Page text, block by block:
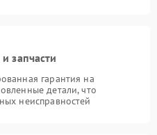
запчасти
гарантия на
детали, что
неисправностей